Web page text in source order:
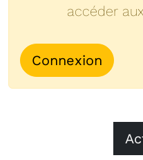
accéder
Connexion